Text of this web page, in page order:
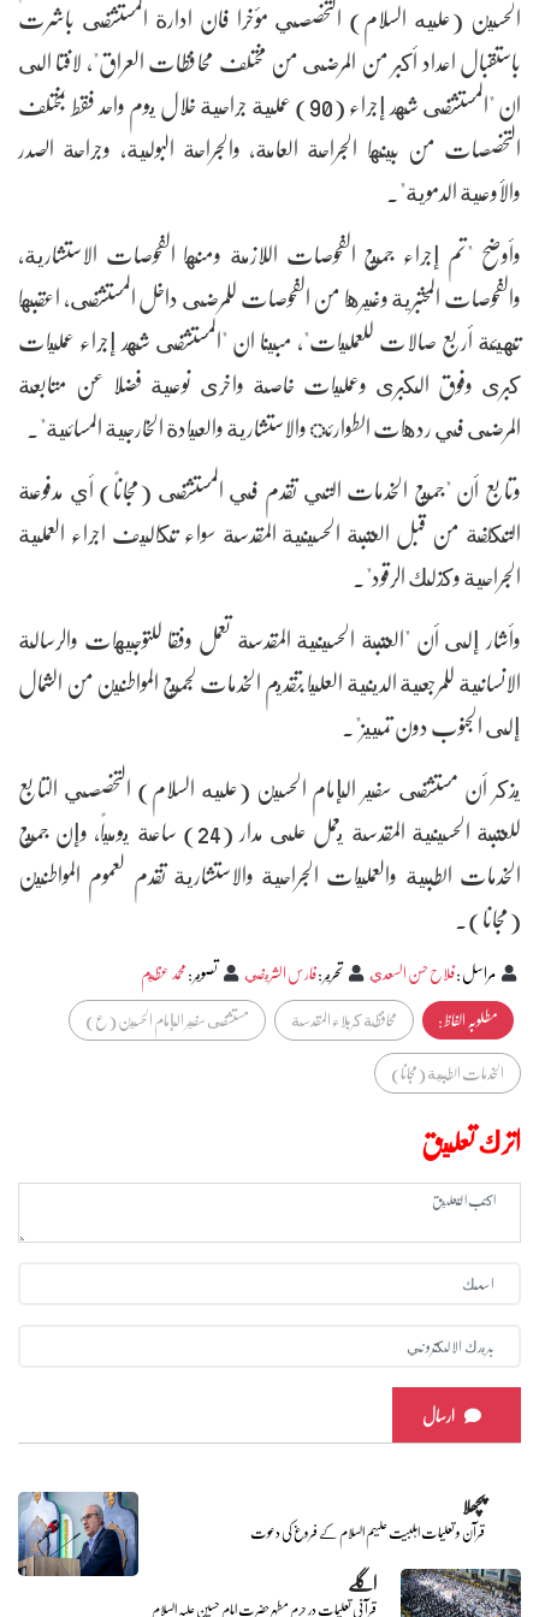
الحسين (عليه السلام) التخصصي مؤخرا فان ادارة المستشفى باشرت
باستقبال اعداد أكبر من المرضى من مختلف محافظات العراق"، لافتا الى
ان "المستشفى شهد إجراء (90) عملية جراحية خلال يوم واحد فقط بمختلف
التخصصات من بينها الجراحة العامة، والجراحة البولية، وجراحة الصدر
والأوعية الدموية".
وأوضح "تم إجراء جميع الفحوصات اللازمة ومنها الفحوصات الاستشارية،
والفحوصات المختبرية وغيرها من الفحوصات للمرضى داخل المستشفى، اعقبها
تهيئة أربع صالات للعمليات"، مبينا ان "المستشفى شهد إجراء عمليات
كبرى وفوق الكبرى وعمليات خاصة واخرى نوعية فضلا عن متابعة
المرضى في ردهات الطوارئ والاستشارية والعيادة الخارجية المسائية".
وتابع أن "جميع الخدمات التي تقدم في المستشفى (مجاناً) أي مدفوعة
التكلفة من قبل العتبة الحسينية المقدسة سواء تكاليف اجراء العملية
الجراحية وكذلك الرقود".
وأشار إلى أن "العتبة الحسينية المقدسة تعمل وفقا للتوجيهات والرسالة
الانسانية للمرجعية الدينية العليا بتقديم الخدمات لجميع المواطنين من الشمال
إلى الجنوب دون تمييز".
يذكر أن مستشفى سفير الإمام الحسين (عليه السلام) التخصصي التابع
للعتبة الحسينية المقدسة يعمل على مدار (24) ساعة يومياً، وإن جميع
الخدمات الطبية والعمليات الجراحية والاستشارية تقدم لعموم المواطنين
(مجانا).
مراسل:فلاح حسن السعدي تحرير:فارس الشريفي تصوير:محمد عظيم
مطلوبہ الفاظ :
محافظة كربلاء المقدسة
مستشفى سفير الإمام الحسين (ع)
الخدمات الطبية (مجانا)
اترك تعليق
ارسال
پچھلا
قرآن و تعلیمات اہلبیت علیہم السلام کے فروغ کی دعوت
اگلے
قرآنی تعلیمات در حرم مطہر حضرت امام حسین علیہ السلام